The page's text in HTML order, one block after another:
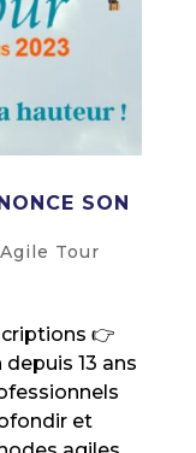
SON
Agile Tour
👉
13 ans
et